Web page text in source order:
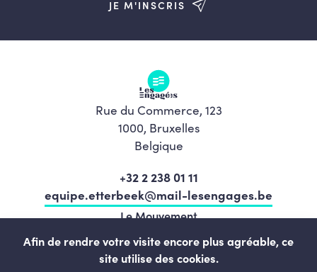
JE M'INSCRIS
Rue du Commerce, 123
1000, Bruxelles
Belgique
+32 2 238 01 11
equipe.etterbeek@mail-lesengages.be
Le Mouvement
Programme
L’équipe
Afin de rendre votre visite encore plus agréable, ce
site utilise des cookies.